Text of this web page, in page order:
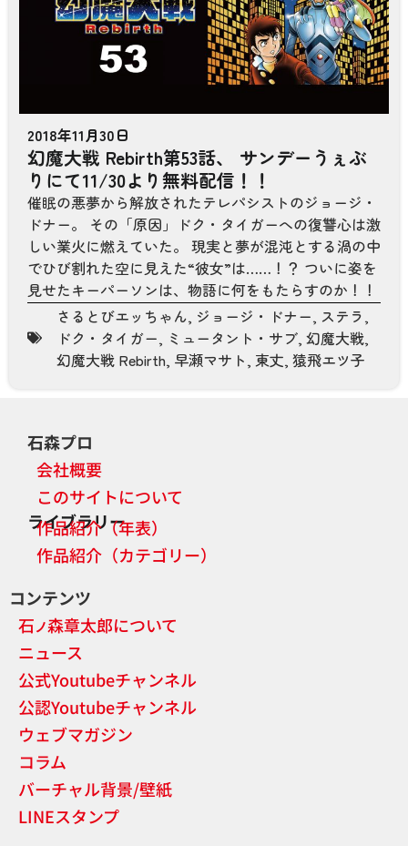
2018年11月30日
幻魔大戦 Rebirth第53話、 サンデーうぇぶ
りにて11/30より無料配信！！
催眠の悪夢から解放されたテレパシストのジョージ・
ドナー。 その「原因」ドク・タイガーへの復讐心は激
しい業火に燃えていた。 現実と夢が混沌とする渦の中
でひび割れた空に見えた“彼女”は……！？ ついに姿を
見せたキーパーソンは、物語に何をもたらすのか！！
さるとびエッちゃん, ジョージ・ドナー, ステラ,
ドク・タイガー, ミュータント・サブ, 幻魔大戦,
幻魔大戦 Rebirth, 早瀬マサト, 東丈, 猿飛エツ子
石森プロ
会社概要
このサイトについて
ライブラリー
作品紹介（年表）
作品紹介（カテゴリー）
コンテンツ
石ノ森章太郎について
ニュース
公式Youtubeチャンネル
公認Youtubeチャンネル
ウェブマガジン
コラム
バーチャル背景/壁紙
LINEスタンプ